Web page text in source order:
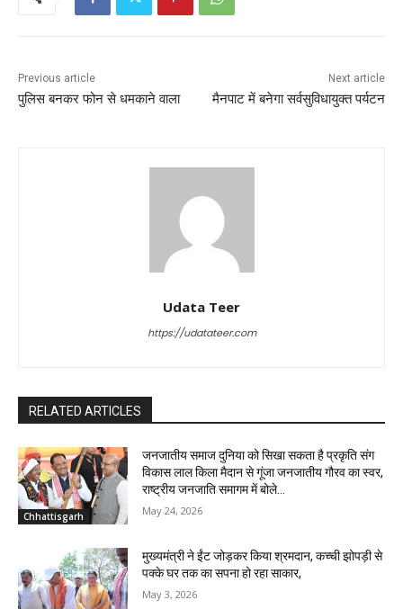
Previous article
पुलिस बनकर फोन से धमकाने वाला
Next article
मैनपाट में बनेगा सर्वसुविधायुक्त पर्यटन
Udata Teer
https://udatateer.com
RELATED ARTICLES
Chhattisgarh
जनजातीय समाज दुनिया को सिखा सकता है प्रकृति संग
विकास लाल किला मैदान से गूंजा जनजातीय गौरव का स्वर,
राष्ट्रीय जनजाति समागम में बोले...
May 24, 2026
मुख्यमंत्री ने ईंट जोड़कर किया श्रमदान, कच्ची झोपड़ी से
पक्के घर तक का सपना हो रहा साकार,
May 3, 2026